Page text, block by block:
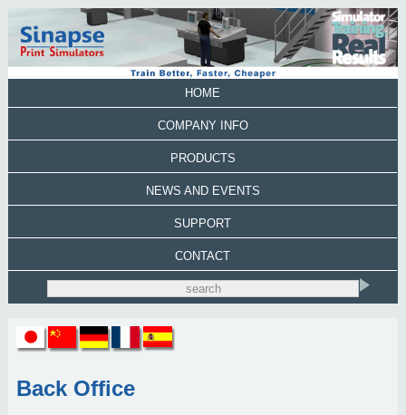
HOME
COMPANY INFO
PRODUCTS
NEWS AND EVENTS
SUPPORT
CONTACT
Back Office